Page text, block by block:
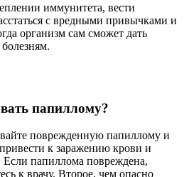
иммунитета, вести
с вредными привычками и
организм сам сможет дать
папиллому?
поврежденную папиллому и
к заражению крови и
папиллома повреждена,
к врачу. Второе, чем опасно